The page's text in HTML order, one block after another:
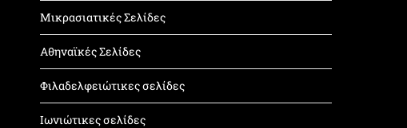
Μικρασιατικές Σελίδες
Αθηναϊκές Σελίδες
Φιλαδελφειώτικες σελίδες
Ιωνιώτικες σελίδες